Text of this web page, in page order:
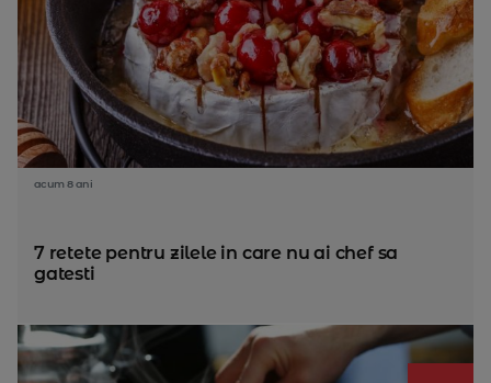
acum 8 ani
7 retete pentru zilele in care nu ai chef sa
gatesti